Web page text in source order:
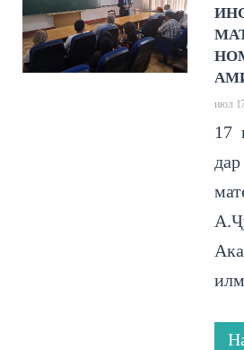
июл
17